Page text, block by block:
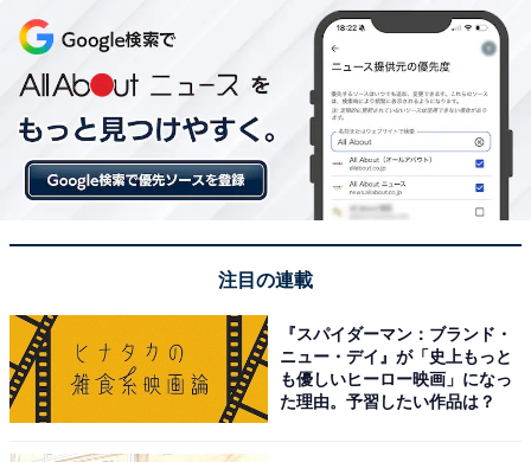
注目の連載
『スパイダーマン：ブランド・
ニュー・デイ』が「史上もっと
も優しいヒーロー映画」になっ
た理由。予習したい作品は？